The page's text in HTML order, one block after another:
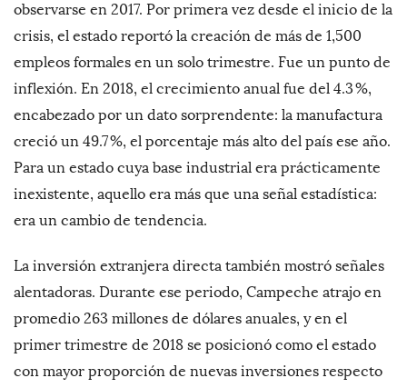
observarse en 2017. Por primera vez desde el inicio de la
crisis, el estado reportó la creación de más de 1,500
empleos formales en un solo trimestre. Fue un punto de
inflexión. En 2018, el crecimiento anual fue del 4.3 %,
encabezado por un dato sorprendente: la manufactura
creció un 49.7 %, el porcentaje más alto del país ese año.
Para un estado cuya base industrial era prácticamente
inexistente, aquello era más que una señal estadística:
era un cambio de tendencia.
La inversión extranjera directa también mostró señales
alentadoras. Durante ese periodo, Campeche atrajo en
promedio 263 millones de dólares anuales, y en el
primer trimestre de 2018 se posicionó como el estado
con mayor proporción de nuevas inversiones respecto